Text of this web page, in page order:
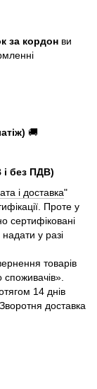
за кордон ви
🚚
без ПДВ)
і доставка"
Проте у
сертифіковані
у разі
товарів
споживачів».
14 днів
доставка